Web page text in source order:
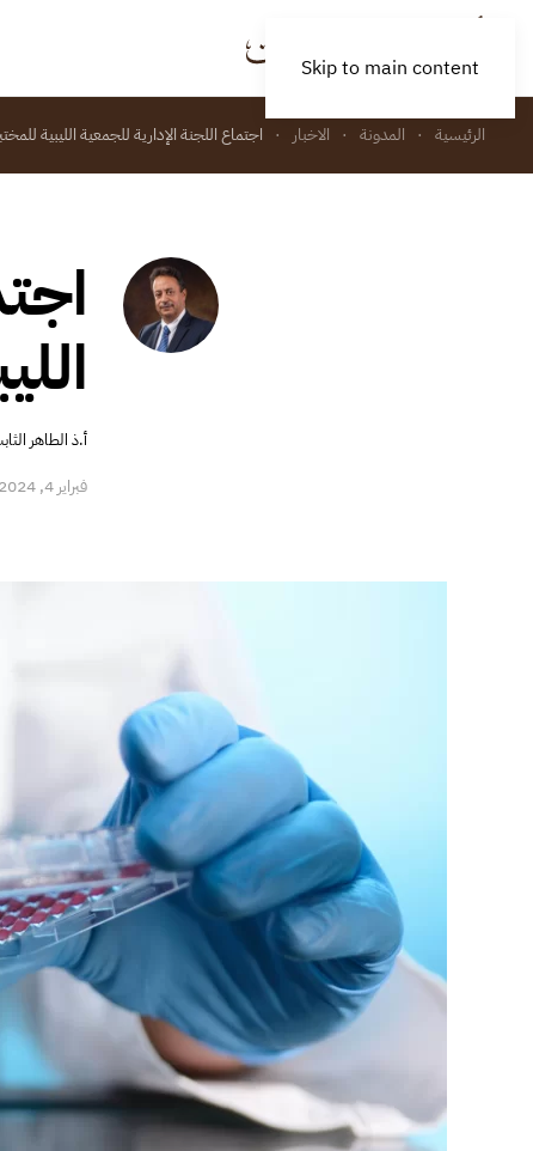
Skip to main content
الرئيسية المدونة الاخبار اجتماع اللجنة الإدارية للجمعية الليبية
أ.ذ الطاهر
فبراير 4, 2024